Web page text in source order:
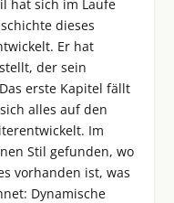
hat sich im Laufe
dieses
Er hat
der sein
erste Kapitel fällt
alles auf den
Im
Stil gefunden, wo
vorhanden ist, was
Dynamische